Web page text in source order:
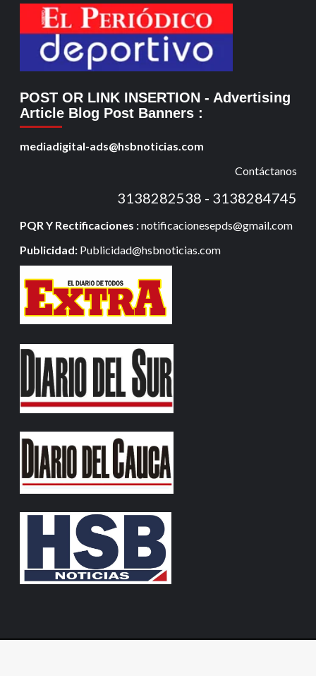
POST OR LINK INSERTION - Advertising
Article Blog Post Banners :
mediadigital-ads@hsbnoticias.com
Contáctanos
3138282538 - 3138284745
PQR Y Rectificaciones :notificacionesepds@gmail.com
Publicidad: Publicidad@hsbnoticias.com